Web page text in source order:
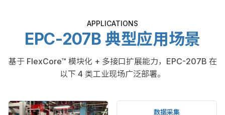
APPLICATIONS
EPC-207B 典型应用场景
基于 FlexCore™ 模块化 + 多接口扩展能力，EPC-207B 在
以下 4 类工业现场广泛部署。